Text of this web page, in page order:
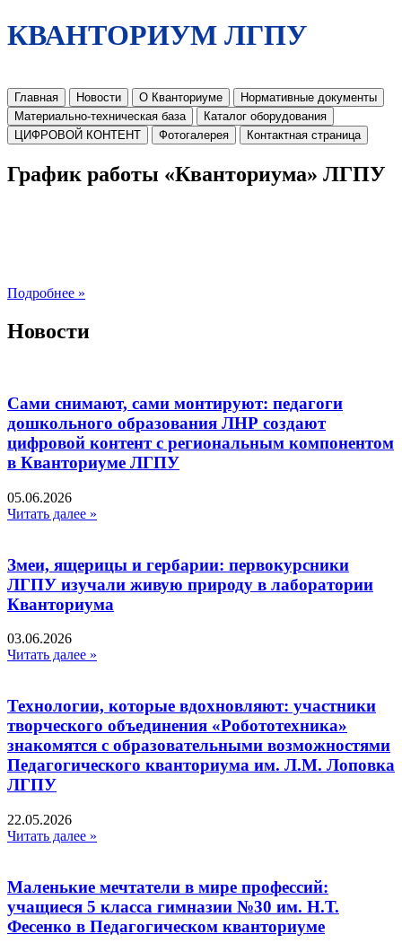
КВАНТОРИУМ ЛГПУ
Главная Новости О Кванториуме
Нормативные документы
Материально-техническая база
Каталог оборудования
ЦИФРОВОЙ КОНТЕНТ
Фотогалерея Контактная страница
График работы «Кванториума» ЛГПУ
Подробнее »
Новости
Сами снимают, сами монтируют: педагоги
дошкольного образования ЛНР создают
цифровой контент с региональным компонентом
в Кванториуме ЛГПУ​
05.06.2026
Читать далее »
Змеи, ящерицы и гербарии: первокурсники
ЛГПУ изучали живую природу в лаборатории
Кванториума
03.06.2026
Читать далее »
Технологии, которые вдохновляют: участники
творческого объединения «Робототехника»
знакомятся с образовательными возможностями
Педагогического кванториума им. Л.М. Лоповка
ЛГПУ
22.05.2026
Читать далее »
Маленькие мечтатели в мире профессий:
учащиеся 5 класса гимназии №30 им. Н.Т.
Фесенко в Педагогическом кванториуме